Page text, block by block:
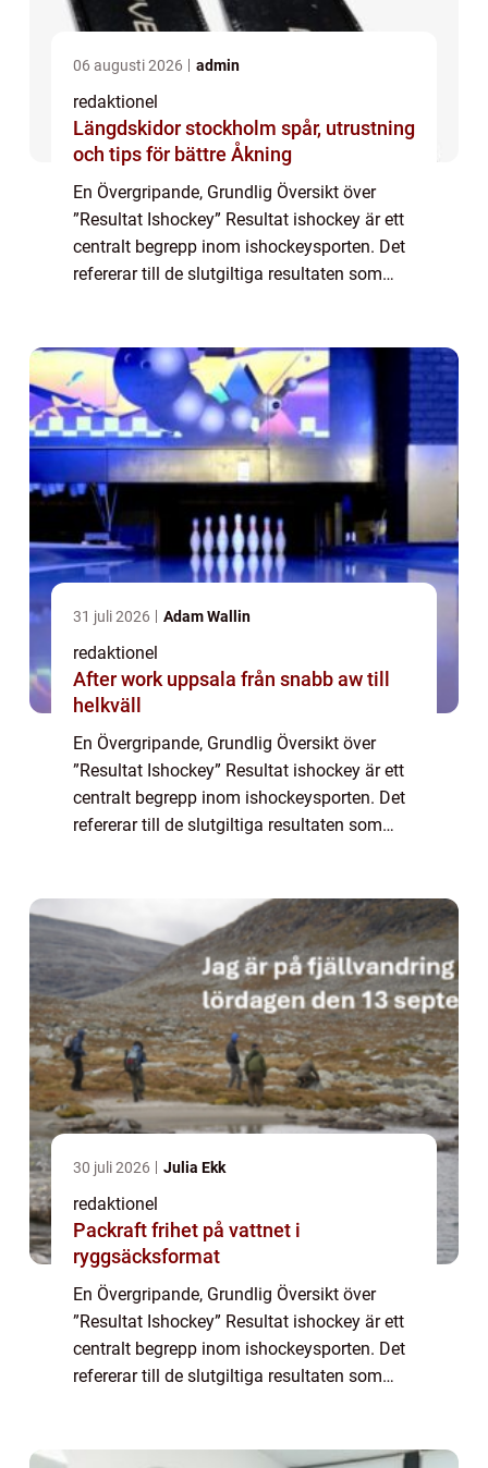
06 augusti 2026 admin
redaktionel
Längdskidor stockholm spår, utrustning
och tips för bättre Åkning
En Övergripande, Grundlig Översikt över
”Resultat Ishockey” Resultat ishockey är ett
centralt begrepp inom ishockeysporten. Det
refererar till de slutgiltiga resultaten som
31 juli 2026 Adam Wallin
redaktionel
After work uppsala från snabb aw till
helkväll
En Övergripande, Grundlig Översikt över
”Resultat Ishockey” Resultat ishockey är ett
centralt begrepp inom ishockeysporten. Det
refererar till de slutgiltiga resultaten som
30 juli 2026 Julia Ekk
redaktionel
Packraft frihet på vattnet i
ryggsäcksformat
En Övergripande, Grundlig Översikt över
”Resultat Ishockey” Resultat ishockey är ett
centralt begrepp inom ishockeysporten. Det
refererar till de slutgiltiga resultaten som